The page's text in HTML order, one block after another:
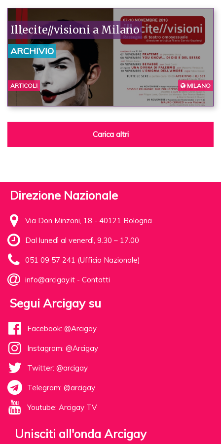
Illecite//visioni a Milano
ARCHIVIO
ARTICOLI MILANO
Carica altri
Direzione Nazionale
Via Don Minzoni, 18 - 40121 Bologna
Dal lunedì al venerdì, 9.30 – 17.00
051 09 57 241 (Ufficio Nazionale)
info@arcigay.it - Contatti
Segui Arcigay su
Facebook: @Arcigay
Instagram: @Arcigay
Twitter: @arcigay
Telegram: @arcigay
Youtube: Arcigay TV
Unisciti all'onda Arcigay